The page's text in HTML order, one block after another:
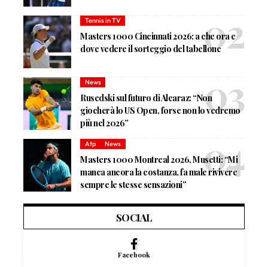
Tennis in TV
Masters 1000 Cincinnati 2026: a che ora e
dove vedere il sorteggio del tabellone
News
Rusedski sul futuro di Alcaraz: “Non
giocherà lo US Open, forse non lo vedremo
più nel 2026”
Atp News
Masters 1000 Montreal 2026, Musetti: “Mi
manca ancora la costanza, fa male rivivere
sempre le stesse sensazioni”
SOCIAL
Facebook